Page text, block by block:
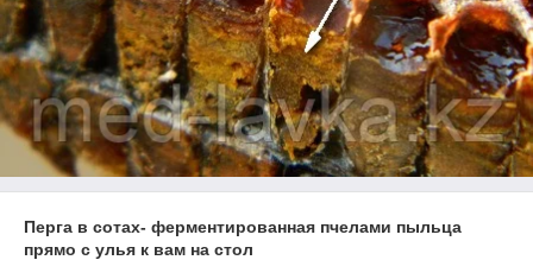
Перга в сотах- ферментированная пчелами пыльца
прямо с улья к вам на стол